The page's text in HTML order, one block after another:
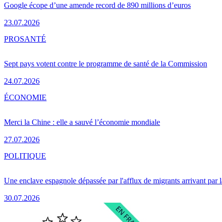
Google écope d’une amende record de 890 millions d’euros
23.07.2026
Sept pays votent contre le programme de santé de la Commission
24.07.2026
PROSANTÉ
Merci la Chine : elle a sauvé l’économie mondiale
27.07.2026
ÉCONOMIE
Une enclave espagnole dépassée par l'afflux de migrants arrivant par
30.07.2026
POLITIQUE